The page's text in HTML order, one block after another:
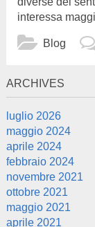
interessa
Blog
ARCHIVES
luglio 2026
maggio 2024
aprile 2024
febbraio 2024
novembre 2021
ottobre 2021
maggio 2021
aprile 2021